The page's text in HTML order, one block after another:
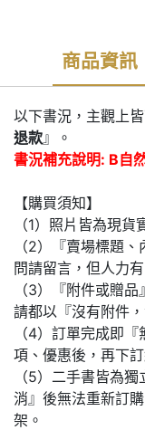
商品資訊
以下書況，主觀上
退款』。
書況補充說明: B自
【購買須知】
（1）照片皆為現
（2）『賣場標題
問請留言，但人力
（3）『附件或贈
請都以『沒有附件
（4）訂單完成即
項、優惠後，再下
（5）二手書皆為
消』後無法重新訂
架。